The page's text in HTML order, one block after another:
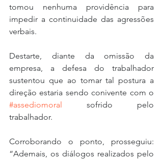
tomou nenhuma providência para
impedir a continuidade das agressões
verbais.
Destarte, diante da omissão da
empresa, a defesa do trabalhador
sustentou que ao tomar tal postura a
#assediomoral sofrido pelo
trabalhador.
Corroborando o ponto, prosseguiu:
“Ademais, os diálogos realizados pelo